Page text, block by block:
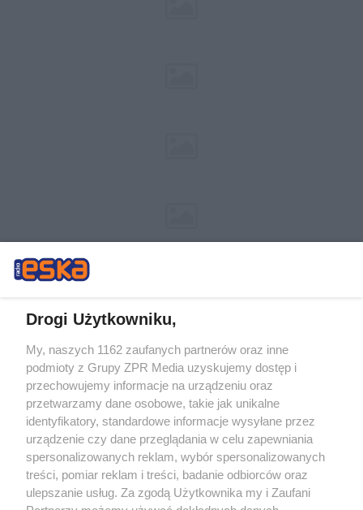
Żaden utwór zamieszczony w serwisie nie może być powielany i
rozpowszechniany lub dalej rozpowszechniany w jakikolwiek sposób (w
tym także elektroniczny lub mechaniczny) na jakimkolwiek polu
eksploatacji w jakiejkolwiek formie, włącznie z umieszczaniem w Internecie
bez pisemnej zgody właściciela praw. Jakiekolwiek użycie lub
wykorzystanie utworów w całości lub w części z naruszeniem prawa, tzn.
bez właściwej zgody, jest zabronione pod groźbą kary i może być ścigane
prawnie.
Drogi Użytkowniku,
My, naszych 1162 zaufanych partnerów oraz inne
podmioty z Grupy ZPR Media uzyskujemy dostęp i
przechowujemy informacje na urządzeniu oraz
przetwarzamy dane osobowe, takie jak unikalne
identyfikatory, standardowe informacje wysyłane przez
urządzenie czy dane przeglądania w celu zapewniania
spersonalizowanych reklam, wybór spersonalizowanych
treści, pomiar reklam i treści, badanie odbiorców oraz
ulepszanie usług. Za zgodą Użytkownika my i Zaufani